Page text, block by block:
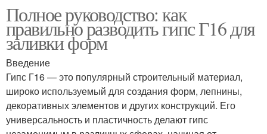
Полное руководство: как
правильно разводить гипс Г16 для
заливки форм
Введение
Гипс Г16 — это популярный строительный материал,
широко используемый для создания форм, лепнины,
декоративных элементов и других конструкций. Его
универсальность и пластичность делают гипс